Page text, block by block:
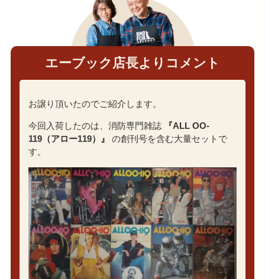
エーブック店長よりコメント
お譲り頂いたのでご紹介します。
今回入荷したのは、消防専門雑誌
『ALL OO-
119（アロー119）』
の創刊号を含む大量セットで
す。